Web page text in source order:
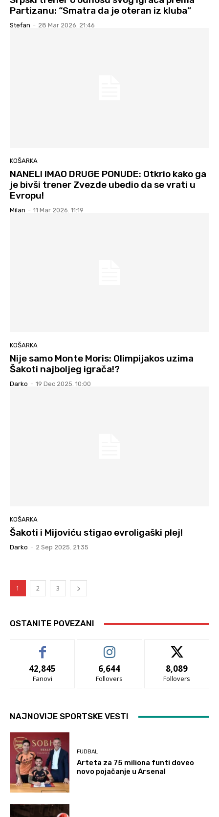
Partizanu: “Smatra da je oteran iz kluba”
Stefan - 28 Mar 2026. 21:46
KOŠARKA
NANELI IMAO DRUGE PONUDE: Otkrio kako ga
je bivši trener Zvezde ubedio da se vrati u
Evropu!
Milan - 11 Mar 2026. 11:19
KOŠARKA
Nije samo Monte Moris: Olimpijakos uzima
Šakoti najboljeg igrača!?
Darko - 19 Dec 2025. 10:00
KOŠARKA
Šakoti i Mijoviću stigao evroligaški plej!
Darko - 2 Sep 2025. 21:35
1 2 3
OSTANITE POVEZANI
42,845
Fanovi
6,644
Follovers
8,089
Follovers
NAJNOVIJE SPORTSKE VESTI
FUDBAL
Arteta za 75 miliona funti doveo
novo pojačanje u Arsenal